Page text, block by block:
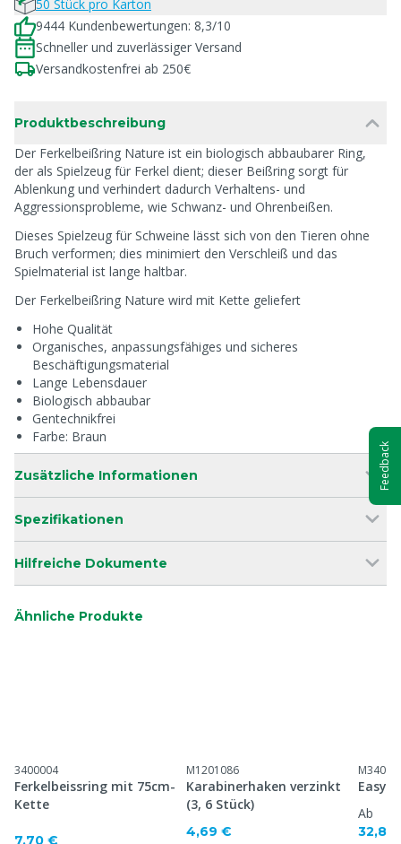
50 Stück pro Karton
9444 Kundenbewertungen: 8,3/10
Schneller und zuverlässiger Versand
Versandkostenfrei ab 250€
Produktbeschreibung
Der Ferkelbeißring Nature ist ein biologisch abbaubarer Ring,
der als Spielzeug für Ferkel dient; dieser Beißring sorgt für
Ablenkung und verhindert dadurch Verhaltens- und
Aggressionsprobleme, wie Schwanz- und Ohrenbeißen.
Dieses Spielzeug für Schweine lässt sich von den Tieren ohne
Bruch verformen; dies minimiert den Verschleiß und das
Spielmaterial ist lange haltbar.
Der Ferkelbeißring Nature wird mit Kette geliefert
Hohe Qualität
Organisches, anpassungsfähiges und sicheres
Beschäftigungsmaterial
Lange Lebensdauer
Biologisch abbaubar
Gentechnikfrei
Farbe: Braun
Zusätzliche Informationen
Spezifikationen
Hilfreiche Dokumente
Ähnliche Produkte
3400004
Ferkelbeissring mit 75cm-
Kette
7,70 €
M1201086
Karabinerhaken verzinkt
(3, 6 Stück)
4,69 €
Ab
32,80
Feedback